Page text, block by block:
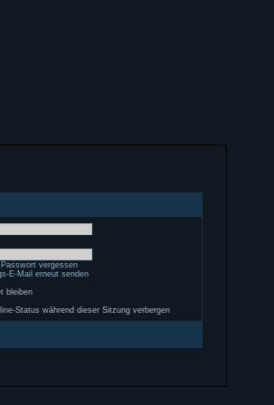
Passwort vergessen
E-Mail erneut senden
bleiben
Status während dieser Sitzung verbergen